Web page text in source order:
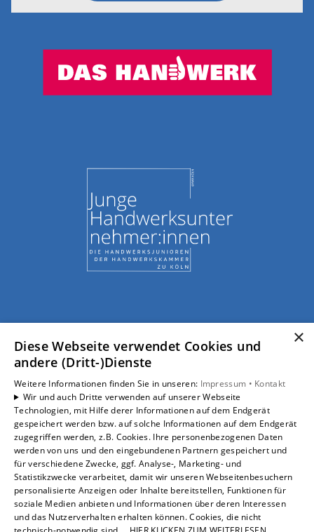
×
Diese Webseite verwendet Cookies und
andere (Dritt-)Dienste
Weitere Informationen finden Sie in unseren: Impressum • Kontakt
Wir und auch Dritte verwenden auf unserer Webseite
Technologien, mit Hilfe derer Informationen auf dem Endgerät
gespeichert werden bzw. auf solche Informationen auf dem Endgerät
zugegriffen werden, z.B. Cookies. Ihre personenbezogenen Daten
werden von uns und den eingebundenen Partnern gespeichert und
für verschiedene Zwecke, ggf. Analyse-, Marketing- und
Statistikzwecke verarbeitet, damit wir unseren Webseitenbesuchern
personalisierte Anzeigen oder Inhalte bereitstellen, Funktionen für
soziale Medien anbieten und Informationen über deren Interessen
und das Nutzerverhalten erhalten können. Cookies, die nicht